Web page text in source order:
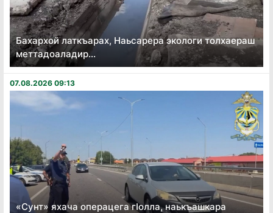
Бахархой латкъарах, Наьсарера экологи толхаераш
меттадоаладир...
07.08.2026 09:13
«Сунт» яхача операцега гӏолла, наькъашкара